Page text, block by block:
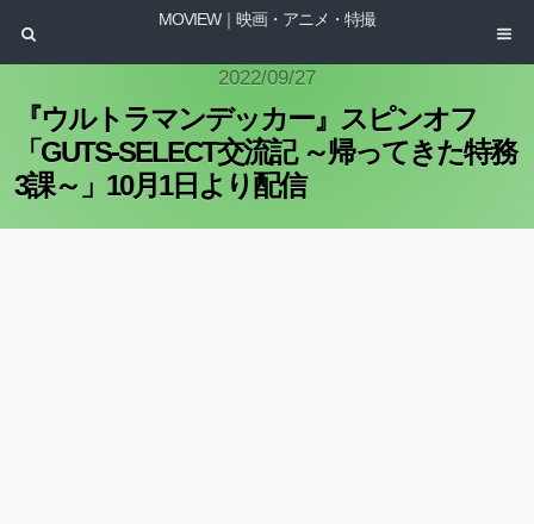
MOVIEW｜映画・アニメ・特撮
2022/09/27
『ウルトラマンデッカー』スピンオフ
「GUTS-SELECT交流記 ～帰ってきた特務
3課～」10月1日より配信